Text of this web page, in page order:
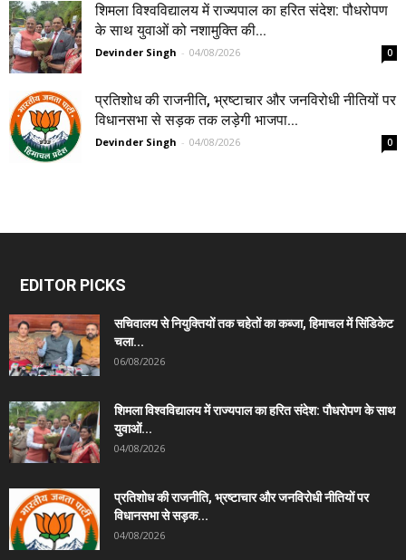
शिमला विश्वविद्यालय में राज्यपाल का हरित संदेश: पौधरोपण
के साथ युवाओं को नशामुक्ति की...
Devinder Singh - 04/08/2026 0
प्रतिशोध की राजनीति, भ्रष्टाचार और जनविरोधी नीतियों पर
विधानसभा से सड़क तक लड़ेगी भाजपा...
Devinder Singh - 04/08/2026 0
EDITOR PICKS
सचिवालय से नियुक्तियों तक चहेतों का कब्जा, हिमाचल में सिंडिकेट
चला...
06/08/2026
शिमला विश्वविद्यालय में राज्यपाल का हरित संदेश: पौधरोपण के साथ
युवाओं...
04/08/2026
प्रतिशोध की राजनीति, भ्रष्टाचार और जनविरोधी नीतियों पर
विधानसभा से सड़क...
04/08/2026